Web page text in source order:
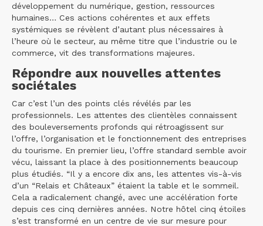
développement du numérique, gestion, ressources
humaines… Ces actions cohérentes et aux effets
systémiques se révèlent d’autant plus nécessaires à
l’heure où le secteur, au même titre que l’industrie ou le
commerce, vit des transformations majeures.
Répondre aux nouvelles attentes
sociétales
Car c’est l’un des points clés révélés par les
professionnels. Les attentes des clientèles connaissent
des bouleversements profonds qui rétroagissent sur
l’offre, l’organisation et le fonctionnement des entreprises
du tourisme. En premier lieu, l’offre standard semble avoir
vécu, laissant la place à des positionnements beaucoup
plus étudiés. “Il y a encore dix ans, les attentes vis-à-vis
d’un “Relais et Châteaux” étaient la table et le sommeil.
Cela a radicalement changé, avec une accélération forte
depuis ces cinq dernières années. Notre hôtel cinq étoiles
s’est transformé en un centre de vie sur mesure pour